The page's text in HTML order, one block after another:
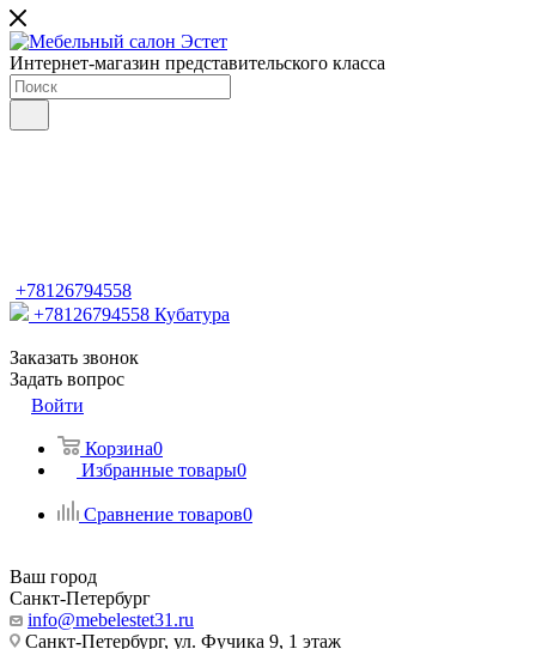
Интернет-магазин представительского класса
+78126794558
+78126794558 Кубатура
Заказать звонок
Задать вопрос
Войти
Корзина0
Избранные товары0
Сравнение товаров0
Ваш город
Санкт-Петербург
info@mebelestet31.ru
Санкт-Петербург, ул. Фучика 9, 1 этаж